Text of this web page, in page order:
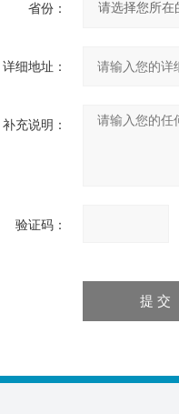
省份：
详细地址：
补充说明：
验证码：